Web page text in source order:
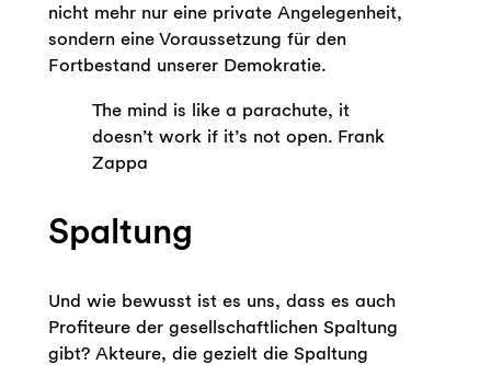
nicht mehr nur eine private Angelegenheit,
sondern eine Voraussetzung für den
Fortbestand unserer Demokratie.
The mind is like a parachute, it
doesn’t work if it’s not open. Frank
Zappa
Spaltung
Und wie bewusst ist es uns, dass es auch
Profiteure der gesellschaftlichen Spaltung
gibt? Akteure, die gezielt die Spaltung